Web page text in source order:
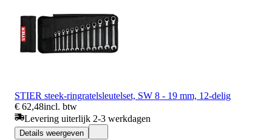
STIER steek-ringratelsleutelset, SW 8 - 19 mm, 12-delig
€ 62,48incl. btw
Levering uiterlijk 2-3 werkdagen
Details weergeven